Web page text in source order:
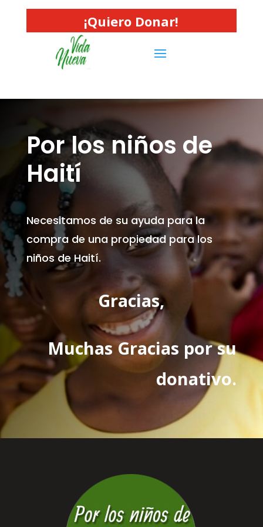
¡Quiero Donar!
Por los niños de
Haití
Necesitamos de su ayuda para la
compra de una propiedad para los
niños de Haití.
Gracias,
Muchas Gracias por su
donativo.